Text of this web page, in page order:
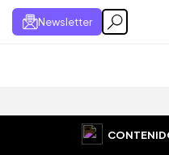
Newsletter